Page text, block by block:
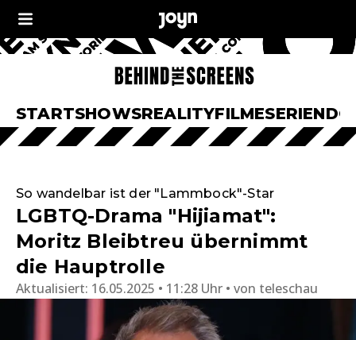
STARTSHOWSREALITYFILMESERIEN
So wandelbar ist der "Lammbock"-Star
LGBTQ-Drama "Hijiamat":
Moritz Bleibtreu übernimmt
die Hauptrolle
Aktualisiert: 16.05.2025 • 11:28 Uhr von teleschau